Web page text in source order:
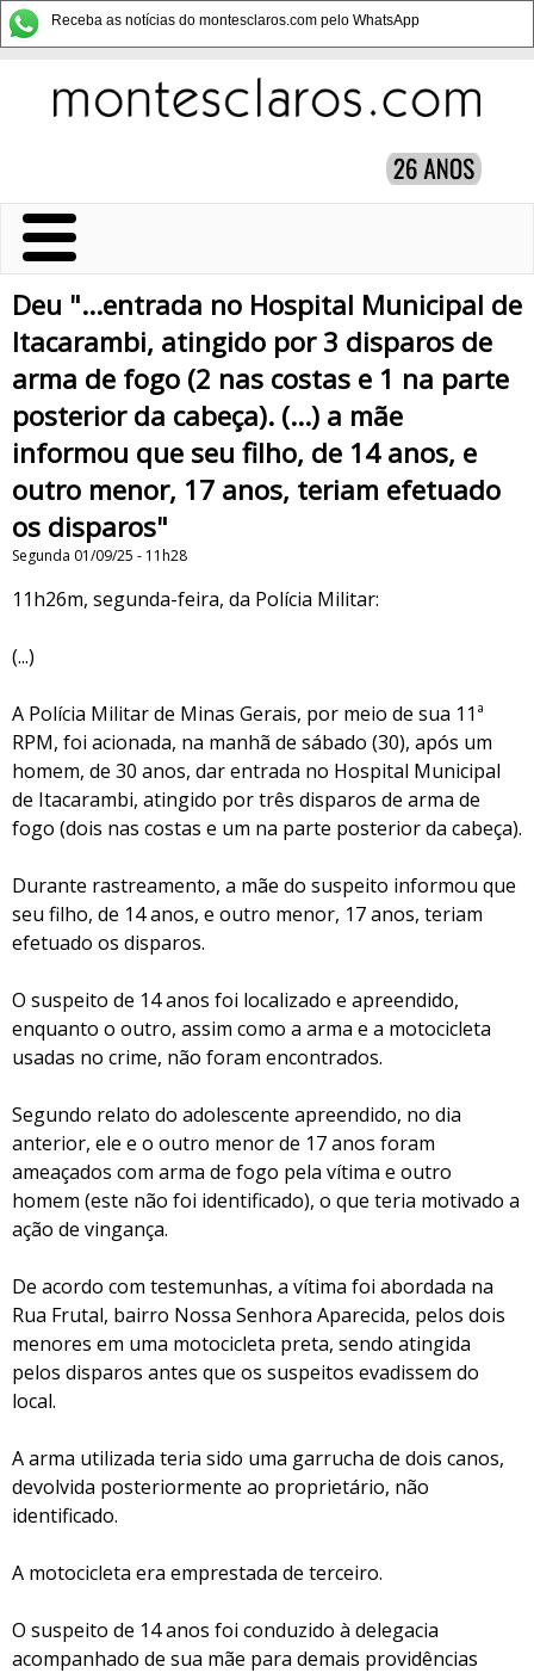
Receba as notícias do montesclaros.com pelo WhatsApp
Deu "...entrada no Hospital Municipal de
Itacarambi, atingido por 3 disparos de
arma de fogo (2 nas costas e 1 na parte
posterior da cabeça). (...) a mãe
informou que seu filho, de 14 anos, e
outro menor, 17 anos, teriam efetuado
os disparos"
Segunda 01/09/25 - 11h28
11h26m, segunda-feira, da Polícia Militar:
(...)
A Polícia Militar de Minas Gerais, por meio de sua 11ª
RPM, foi acionada, na manhã de sábado (30), após um
homem, de 30 anos, dar entrada no Hospital Municipal
de Itacarambi, atingido por três disparos de arma de
fogo (dois nas costas e um na parte posterior da cabeça).
Durante rastreamento, a mãe do suspeito informou que
seu filho, de 14 anos, e outro menor, 17 anos, teriam
efetuado os disparos.
O suspeito de 14 anos foi localizado e apreendido,
enquanto o outro, assim como a arma e a motocicleta
usadas no crime, não foram encontrados.
Segundo relato do adolescente apreendido, no dia
anterior, ele e o outro menor de 17 anos foram
ameaçados com arma de fogo pela vítima e outro
homem (este não foi identificado), o que teria motivado a
ação de vingança.
De acordo com testemunhas, a vítima foi abordada na
Rua Frutal, bairro Nossa Senhora Aparecida, pelos dois
menores em uma motocicleta preta, sendo atingida
pelos disparos antes que os suspeitos evadissem do
local.
A arma utilizada teria sido uma garrucha de dois canos,
devolvida posteriormente ao proprietário, não
identificado.
A motocicleta era emprestada de terceiro.
O suspeito de 14 anos foi conduzido à delegacia
acompanhado de sua mãe para demais providências